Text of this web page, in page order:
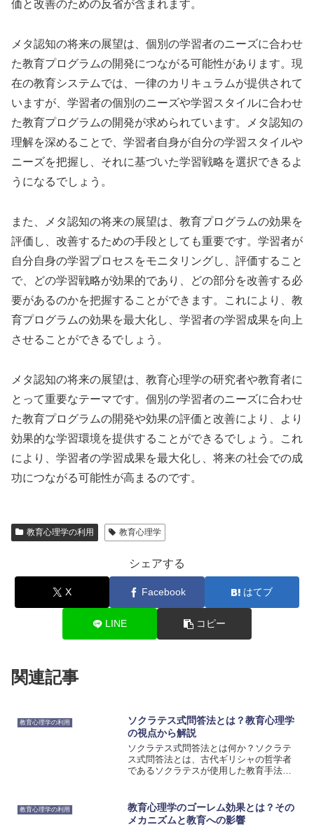
価と改善のための反省が含まれます。
メタ認知の将来の展望は、個別の学習者のニーズに合わせ
た教育プログラムの開発につながる可能性があります。現
在の教育システムでは、一律のカリキュラムが提供されて
いますが、学習者の個別のニーズや学習スタイルに合わせ
た教育プログラムの開発が求められています。メタ認知の
理解を深めることで、学習者自身が自分の学習スタイルや
ニーズを把握し、それに基づいた学習戦略を選択できるよ
うになるでしょう。
また、メタ認知の将来の展望は、教育プログラムの効果を
評価し、改善するための手段としても重要です。学習者が
自分自身の学習プロセスをモニタリングし、評価すること
で、どの学習戦略が効果的であり、どの部分を改善する必
要があるのかを把握することができます。これにより、教
育プログラムの効果を最大化し、学習者の学習成果を向上
させることができるでしょう。
メタ認知の将来の展望は、教育心理学の研究者や教育者に
とって重要なテーマです。個別の学習者のニーズに合わせ
た教育プログラムの開発や効果の評価と改善により、より
効果的な学習環境を提供することができるでしょう。これ
により、学習者の学習成果を最大化し、将来の社会での成
功につながる可能性が高まるのです。
教育心理学の利用 教育心理学
シェアする
X Facebook はてブ
LINE コピー
関連記事
教育心理学の利用
ソクラテス式問答法とは？教育心理学
の視点から解説
ソクラテス式問答法とは何か？ソクラテ
ス式問答法とは、古代ギリシャの哲学者
であるソクラテスが使用した教育手法で
視しました。彼は、質問を通じて学習者
が自己反省や自己発見を行...
教育心理学の利用
教育心理学のゴーレム効果とは？その
メカニズムと教育への影響